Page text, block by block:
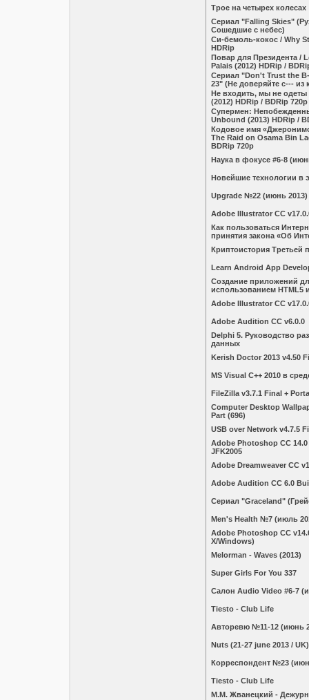
Трое на четырех колесах
Сериал "Falling Skies"
Сошедшие с небес)
Си-бемоль-кокос / Why
HDRip
Повар для Президента /
Palais (2012) HDRip /
Сериал "Don't Trust the
23" (Не доверяйте с--- из
Не входить, мы не одеты
(2012) HDRip / BDRip 720p
Супермен:
Unbound (2013) HDRip /
Кодовое имя
The Raid on Osama Bin
BDRip 720p
Наука в фокусе #6-8
Новейшие технологии в
Upgrade №22 (июнь 2013)
Adobe Illustrator CC
Как пользоваться
принятия закона «Об
Криптоистория Третьей
Learn Android App
Создание приложений
использованием HTML5
Adobe Illustrator CC
Adobe Audition CC v6.0.0
Delphi 5. Руководство
данных
Kerish Doctor 2013 v4.50
MS Visual C++ 2010 в
FileZilla v3.7.1 Final +
Computer Desktop
Part (696)
USB over Network v4.7.5
Adobe Photoshop CC 14.0
JFK2005
Adobe Dreamweaver CC
Adobe Audition CC 6.0
Сериал "Graceland"
Men's Health №7 (июль
Adobe Photoshop CC
X/Windows)
Melorman - Waves (2013)
Super Girls For You 337
Салон Audio Video #6-7
Tiesto - Club Life
Авторевю №11-12 (июнь
Nuts (21-27 june 2013 / UK)
Корреспондент №23
Tiesto - Club Life
М.М. Жванецкий -